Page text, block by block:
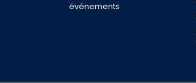
événements